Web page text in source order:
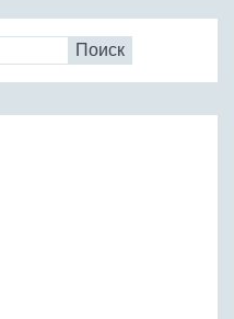
Поиск